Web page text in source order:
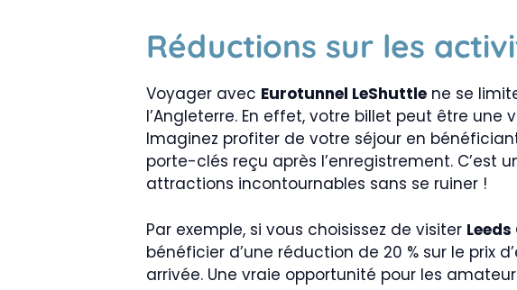
Réductions sur les
Voyager avec Eurotunnel LeShuttle ne se
l’Angleterre. En effet, votre billet peut être
Imaginez profiter de votre séjour en
porte-clés reçu après l’enregistrement.
attractions incontournables sans se ruiner !
Par exemple, si vous choisissez de visiter
bénéficier d’une réduction de 20 % sur le prix
arrivée. Une vraie opportunité pour les